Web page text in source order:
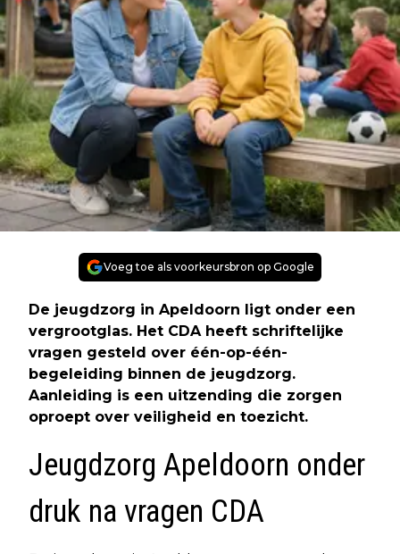
Voeg toe als voorkeursbron op Google
De jeugdzorg in Apeldoorn ligt onder een
vergrootglas. Het CDA heeft schriftelijke
vragen gesteld over één-op-één-
begeleiding binnen de jeugdzorg.
Aanleiding is een uitzending die zorgen
oproept over veiligheid en toezicht.
Jeugdzorg Apeldoorn onder
druk na vragen CDA